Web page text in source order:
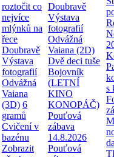
roztočit co
nejvíce
mlýnků na
řece
Doubravě
Výstava
fotografií
Odvážná
Vaiana
(3D) 6
gramů
Cvičení v
bazénu
Zobrazit
Doubravě
Výstava
fotografií
Odvážná
Vaiana (2D)
Dvě deci tuše
Bojovník
(LETNÍ
KINO
KONOPÁČ)
Pouťová
zábava
14.8.2026
Pouťová
s